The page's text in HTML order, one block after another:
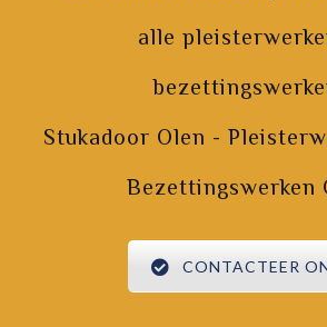
alle
Stukadoor Olen -
Bezettingswerken
CONTACTEER